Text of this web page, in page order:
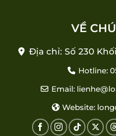
VỀ
Địa chỉ: Số 230
Hotline:
Email:
Website: